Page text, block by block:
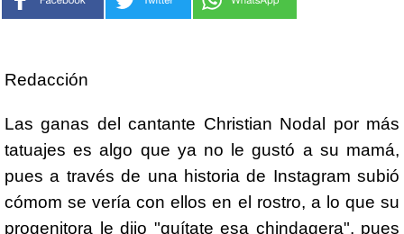
Redacción
Las ganas del cantante Christian Nodal por más
tatuajes es algo que ya no le gustó a su mamá,
pues a través de una historia de Instagram subió
cómom se vería con ellos en el rostro, a lo que su
progenitora le dijo "quítate esa chindagera", pues